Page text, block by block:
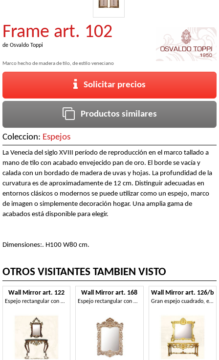
Frame art. 102
de Osvaldo Toppi
Marco hecho de madera de tilo, de estilo veneciano
Solicitar precios
Productos similares
Coleccion: Espejos
La Venecia del siglo XVIII período de reproducción en el marco tallado a
mano de tilo con acabado envejecido pan de oro. El borde se vacía y
calada con un bordado de madera de uvas y hojas. La profundidad de la
curvatura es de aproximadamente de 12 cm. Distinguir adecuadas en
entornos clásicos o modernos se puede utilizar como un espejo, marco
de imagen o simplemente decoración hogar. Una amplia gama de
acabados está disponible para elegir.
Dimensiones:. H100 W80 cm.
OTROS VISITANTES TAMBIEN VISTO
Wall Mirror art. 122
Espejo rectangular con marco, estilo Luis XV
Wall Mirror art. 168
Espejo rectangular con marco, de estilo barroco
Wall Mirror art. 126/b
Gran espejo cuadrado, estilo Luis XIV